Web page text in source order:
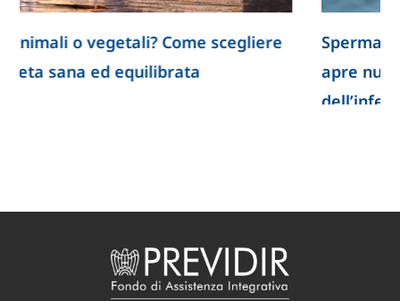
Spermatozoi creati in laboratorio: la ricerca
apre nuove prospettive per lo studio